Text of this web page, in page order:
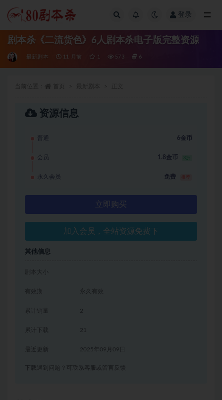
登录
剧本杀《二流货色》6人剧本杀电子版完整资源
最新剧本 11 月前 1 573 6
资源信息
普通 6金币
会员 1.8金币 3折
永久会员 免费
立即购买
加入会员，全站资源免费下
其他信息
剧本大小
有效期 永久有效
累计销量 2
累计下载 21
2025年09月09日
下载遇到问题？可联系客服或留言反馈